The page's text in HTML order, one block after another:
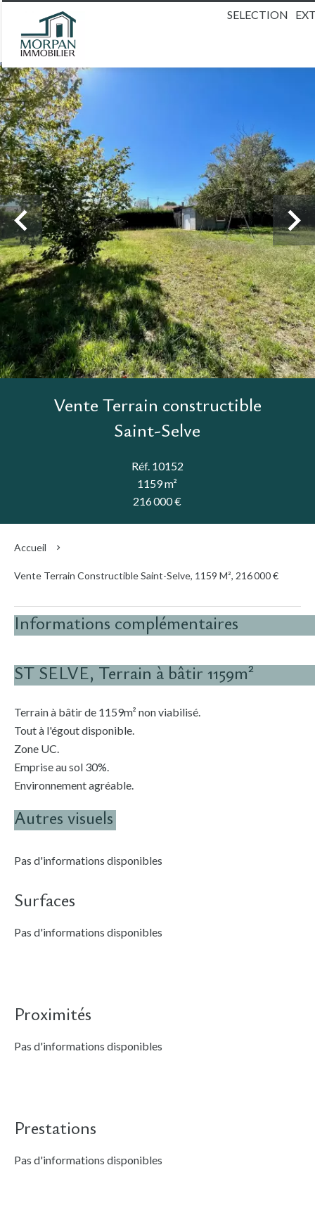
SELECTION
Vente Terrain constructible
Saint-Selve
Réf. 10152
1159 m²
216 000 €
Accueil
Vente Terrain Constructible Saint-Selve, 1159 M², 216 000 €
Informations complémentaires
ST SELVE, Terrain à bâtir 1159m²
Terrain à bâtir de 1159m² non viabilisé.
Tout à l'égout disponible.
Zone UC.
Emprise au sol 30%.
Environnement agréable.
Autres visuels
Pas d'informations disponibles
Surfaces
Pas d'informations disponibles
Proximités
Pas d'informations disponibles
Prestations
Pas d'informations disponibles